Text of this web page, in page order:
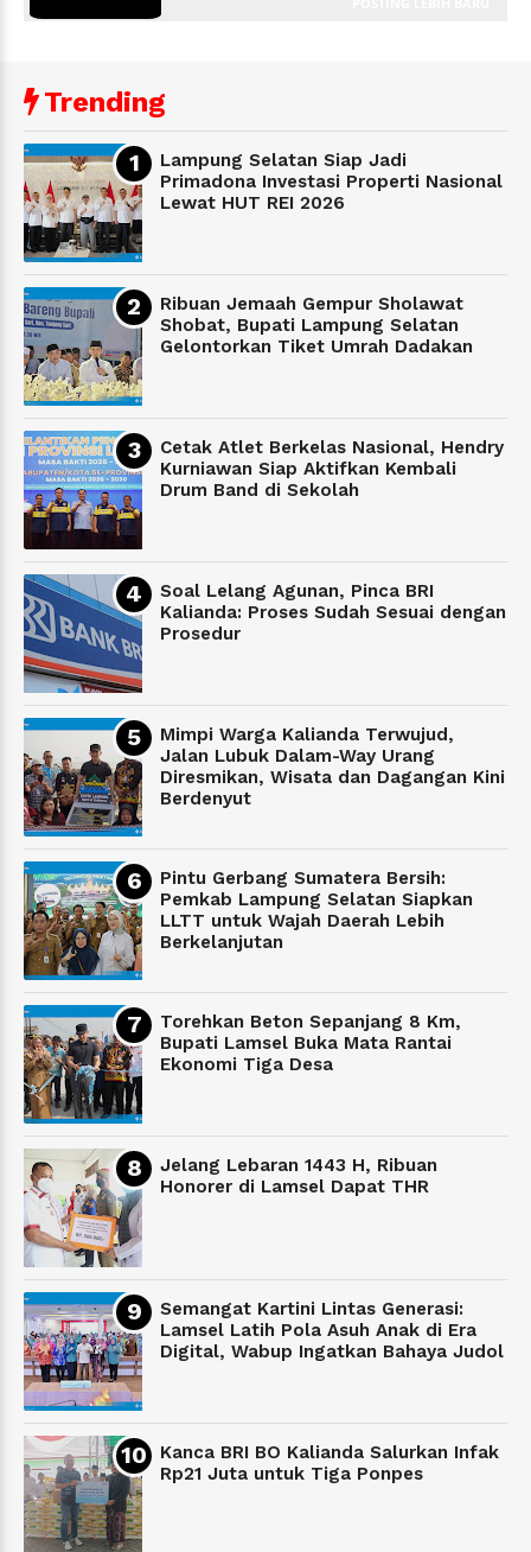
Trending
Lampung Selatan Siap Jadi
Primadona Investasi Properti Nasional
Lewat HUT REI 2026
Ribuan Jemaah Gempur Sholawat
Shobat, Bupati Lampung Selatan
Gelontorkan Tiket Umrah Dadakan
Cetak Atlet Berkelas Nasional, Hendry
Kurniawan Siap Aktifkan Kembali
Drum Band di Sekolah
Soal Lelang Agunan, Pinca BRI
Kalianda: Proses Sudah Sesuai dengan
Prosedur
Mimpi Warga Kalianda Terwujud,
Jalan Lubuk Dalam-Way Urang
Diresmikan, Wisata dan Dagangan Kini
Berdenyut
Pintu Gerbang Sumatera Bersih:
Pemkab Lampung Selatan Siapkan
LLTT untuk Wajah Daerah Lebih
Berkelanjutan
Torehkan Beton Sepanjang 8 Km,
Bupati Lamsel Buka Mata Rantai
Ekonomi Tiga Desa
Jelang Lebaran 1443 H, Ribuan
Honorer di Lamsel Dapat THR
Semangat Kartini Lintas Generasi:
Lamsel Latih Pola Asuh Anak di Era
Digital, Wabup Ingatkan Bahaya Judol
Kanca BRI BO Kalianda Salurkan Infak
Rp21 Juta untuk Tiga Ponpes